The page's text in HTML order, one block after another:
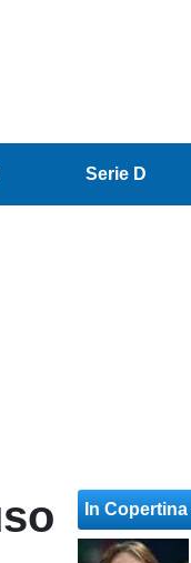
Serie D
In Copertina